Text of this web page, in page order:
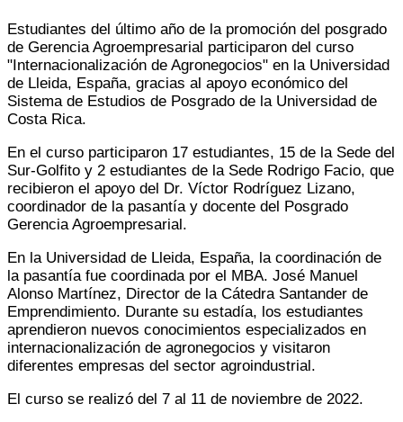
Estudiantes del último año de la promoción del posgrado
de Gerencia Agroempresarial participaron del curso
"Internacionalización de Agronegocios" en la Universidad
de Lleida, España, gracias al apoyo económico del
Sistema de Estudios de Posgrado de la Universidad de
Costa Rica.
En el curso participaron 17 estudiantes, 15 de la Sede del
Sur-Golfito y 2 estudiantes de la Sede Rodrigo Facio, que
recibieron el apoyo del Dr. Víctor Rodríguez Lizano,
coordinador de la pasantía y docente del Posgrado
Gerencia Agroempresarial.
En la Universidad de Lleida, España, la coordinación de
la pasantía fue coordinada por el MBA. José Manuel
Alonso Martínez, Director de la Cátedra Santander de
Emprendimiento. Durante su estadía, los estudiantes
aprendieron nuevos conocimientos especializados en
internacionalización de agronegocios y visitaron
diferentes empresas del sector agroindustrial.
El curso se realizó del 7 al 11 de noviembre de 2022.